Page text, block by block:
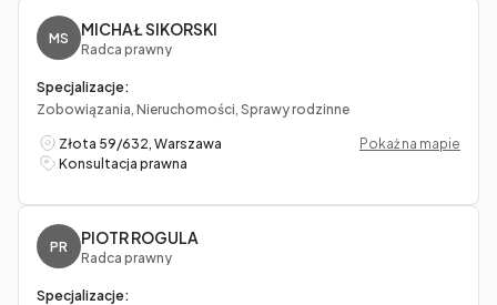
MS MICHAŁ SIKORSKI
Radca prawny
Specjalizacje:
Zobowiązania, Nieruchomości, Sprawy rodzinne
Złota 59/632, Warszawa
Pokaż na mapie
Konsultacja prawna
PR PIOTR ROGULA
Radca prawny
Specjalizacje: